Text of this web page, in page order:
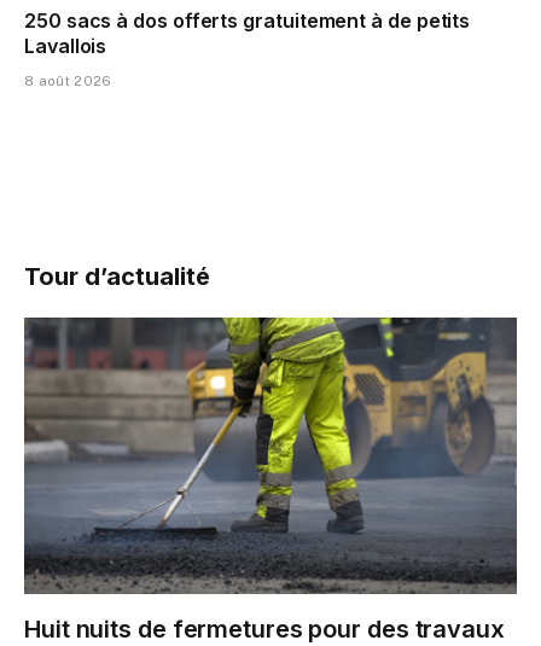
250 sacs à dos offerts gratuitement à de petits
Lavallois
8 août 2026
Tour d’actualité
Huit nuits de fermetures pour des travaux